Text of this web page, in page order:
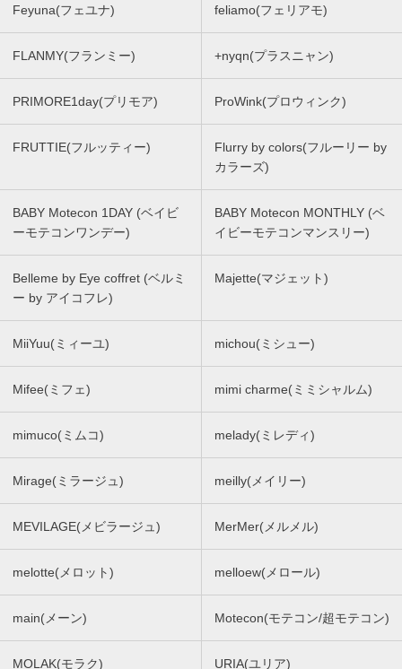
Feyuna(フェユナ) feliamo(フェリアモ)
FLANMY(フランミー) +nyqn(プラスニャン)
PRIMORE1day(プリモア) ProWink(プロウィンク)
FRUTTIE(フルッティー)
Flurry by colors(フルーリー by
カラーズ)
BABY Motecon 1DAY (ベイビ
ーモテコンワンデー)
BABY Motecon MONTHLY (ベ
イビーモテコンマンスリー)
Belleme by Eye coffret (ベルミ
ー by アイコフレ)
Majette(マジェット)
MiiYuu(ミィーユ) michou(ミシュー)
Mifee(ミフェ) mimi charme(ミミシャルム)
mimuco(ミムコ) melady(ミレディ)
Mirage(ミラージュ) meilly(メイリー)
MEVILAGE(メビラージュ) MerMer(メルメル)
melotte(メロット) melloew(メロール)
main(メーン) Motecon(モテコン/超モテコン)
MOLAK(モラク) URIA(ユリア)